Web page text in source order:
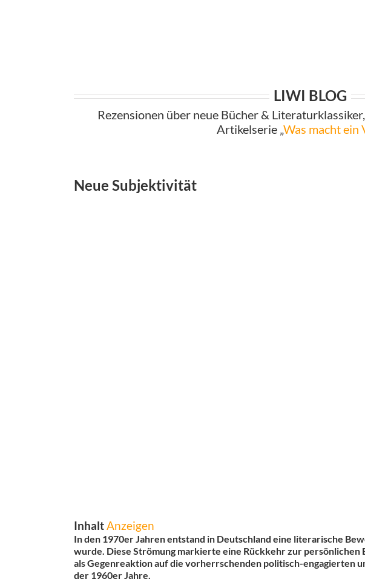
LIWI BLOG
Rezensionen über neue Bücher &
Artikelserie „Was macht ein
Neue Subjektivität
InhaltAnzeigen
In den 1970er Jahren entstand in Deutschland eine literarische
wurde. Diese Strömung markierte eine Rückkehr zur
als Gegenreaktion auf die vorherrschenden politisch-engagierten
der 1960er Jahre.